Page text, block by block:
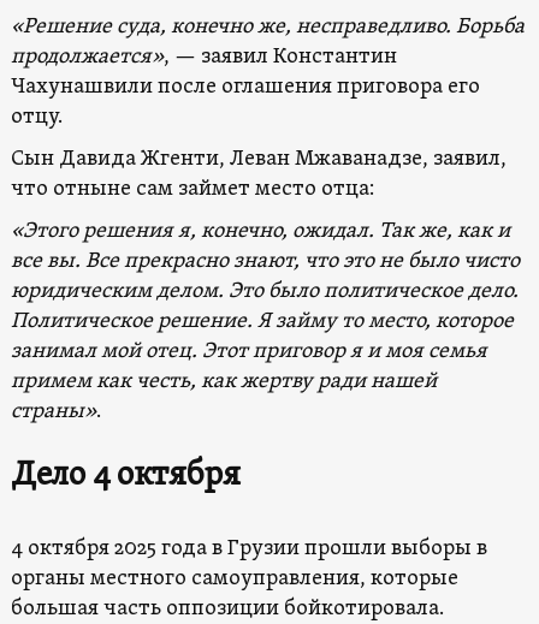
«Решение суда, конечно же, несправедливо. Борьба
продолжается», — заявил Константин
Чахунашвили после оглашения приговора его
отцу.
Сын Давида Жгенти, Леван Мжаванадзе, заявил,
что отныне сам займет место отца:
«Этого решения я, конечно, ожидал. Так же, как и
все вы. Все прекрасно знают, что это не было чисто
юридическим делом. Это было политическое дело.
Политическое решение. Я займу то место, которое
занимал мой отец. Этот приговор я и моя семья
примем как честь, как жертву ради нашей
страны».
Дело 4 октября
4 октября 2025 года в Грузии прошли выборы в
органы местного самоуправления, которые
большая часть оппозиции бойкотировала.